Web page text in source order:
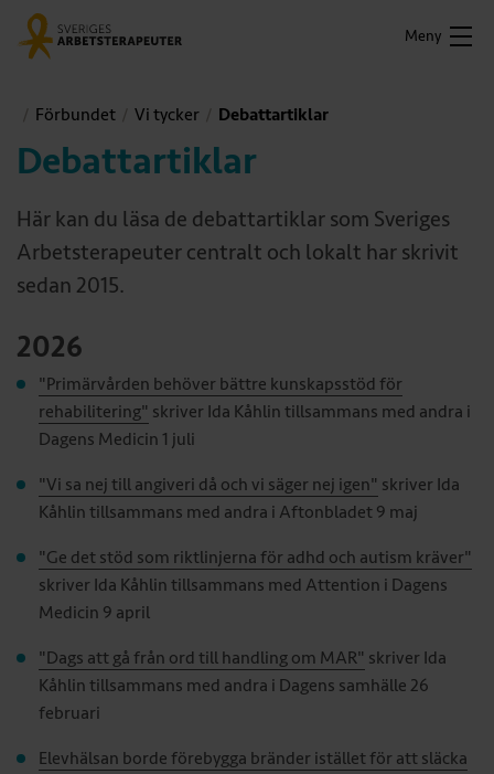
Meny
Förbundet Vi tycker Debattartiklar
Debattartiklar
Här kan du läsa de debattartiklar som Sveriges
Arbetsterapeuter centralt och lokalt har skrivit
sedan 2015.
2026
"Primärvården behöver bättre kunskapsstöd för
rehabilitering" skriver Ida Kåhlin tillsammans med andra i
Dagens Medicin 1 juli
"Vi sa nej till angiveri då och vi säger nej igen" skriver Ida
Kåhlin tillsammans med andra i Aftonbladet 9 maj
"Ge det stöd som riktlinjerna för adhd och autism kräver"
skriver Ida Kåhlin tillsammans med Attention i Dagens
Medicin 9 april
"Dags att gå från ord till handling om MAR" skriver Ida
Kåhlin tillsammans med andra i Dagens samhälle 26
februari
Elevhälsan borde förebygga bränder istället för att släcka